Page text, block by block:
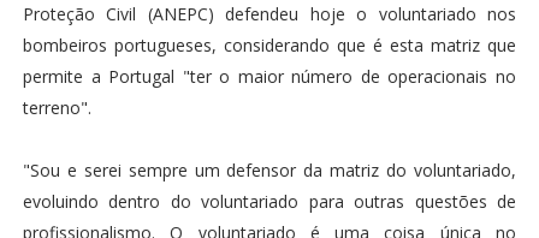
Proteção Civil (ANEPC) defendeu hoje o voluntariado nos
bombeiros portugueses, considerando que é esta matriz que
permite a Portugal "ter o maior número de operacionais no
terreno".
"Sou e serei sempre um defensor da matriz do voluntariado,
evoluindo dentro do voluntariado para outras questões de
profissionalismo. O voluntariado é uma coisa única no